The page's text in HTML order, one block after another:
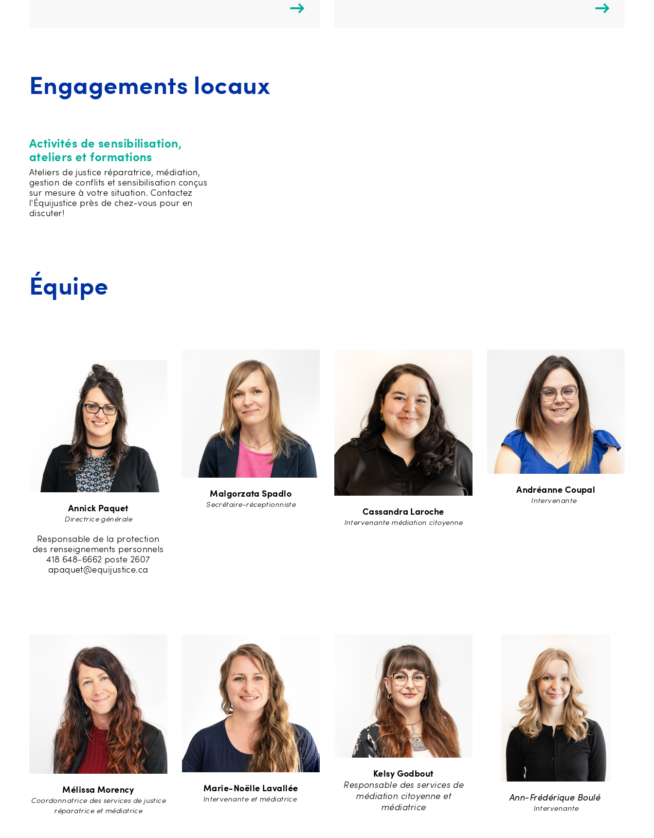
Engagements locaux
Activités de sensibilisation,
ateliers et formations
Ateliers de justice réparatrice, médiation,
gestion de conflits et sensibilisation conçus
sur mesure à votre situation. Contactez
l'Équijustice près de chez-vous pour en
discuter!
Équipe
Annick Paquet
Directrice générale
Responsable de la protection
des renseignements personnels
418 648-6662 poste 2607
apaquet@equijustice.ca
Malgorzata Spadlo
Secrétaire-réceptionniste
Cassandra Laroche
Intervenante médiation citoyenne
Andréanne Coupal
Intervenante
Mélissa Morency
Coordonnatrice des services de justice
réparatrice et médiatrice
Marie-Noëlle Lavallée
Intervenante et médiatrice
Kelsy Godbout
Responsable des services de
médiation citoyenne et
médiatrice
Ann-Frédérique Boulé
Intervenante